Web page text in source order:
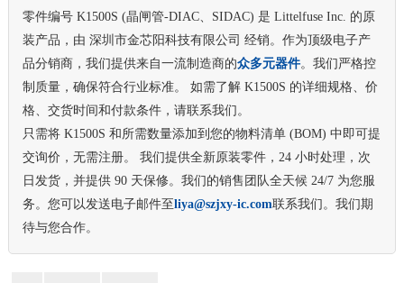
零件编号 K1500S (晶闸管-DIAC、SIDAC) 是 Littelfuse Inc. 的原
装产品，由 深圳市金芯阳科技有限公司 经销。作为顶级电子产
品分销商，我们提供来自一流制造商的众多元器件。我们严格控
制质量，确保符合行业标准。 如需了解 K1500S 的详细规格、价
格、交货时间和付款条件，请联系我们。
只需将 K1500S 和所需数量添加到您的物料清单 (BOM) 中即可提
交询价，无需注册。 我们提供全新原装零件，24 小时处理，次
日发货，并提供 90 天保修。我们的销售团队全天候 24/7 为您服
务。您可以发送电子邮件至liya@szjxy-ic.com联系我们。我们期
待与您合作。